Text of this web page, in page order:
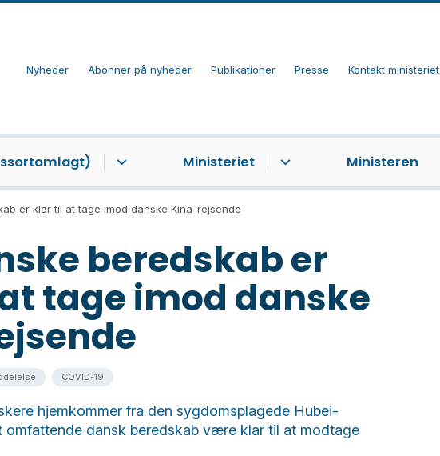
Nyheder Abonner på nyheder Publikationer Presse Kontakt ministeriet
Ministeriet Ministeren
er klar til at tage imod danske Kina-rejsende
beredskab er
tage imod danske
COVID-19
hjemkommer fra den sygdomsplagede Hubei-
omfattende dansk beredskab være klar til at modtage